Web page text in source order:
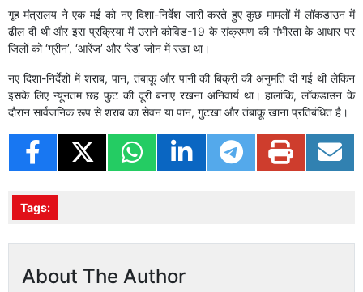
गृह मंत्रालय ने एक मई को नए दिशा-निर्देश जारी करते हुए कुछ मामलों में लॉकडाउन में
ढील दी थी और इस प्रक्रिया में उसने कोविड-19 के संक्रमण की गंभीरता के आधार पर
जिलों को ‘ग्रीन’, ‘आरेंज’ और ‘रेड’ जोन में रखा था।
नए दिशा-निर्देशों में शराब, पान, तंबाकू और पानी की बिक्री की अनुमति दी गई थी लेकिन
इसके लिए न्यूनतम छह फुट की दूरी बनाए रखना अनिवार्य था। हालांकि, लॉकडाउन के
दौरान सार्वजनिक रूप से शराब का सेवन या पान, गुटखा और तंबाकू खाना प्रतिबंधित है।
Tags:
About The Author